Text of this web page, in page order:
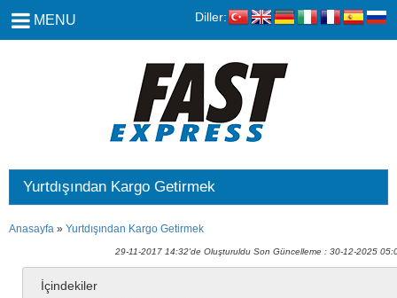
MENU Diller:
Yurtdışından Kargo Getirmek
Anasayfa » Yurtdışından Kargo Getirmek
29-11-2017 14:32'de Oluşturuldu Son Güncelleme : 30-12-2025
İçindekiler